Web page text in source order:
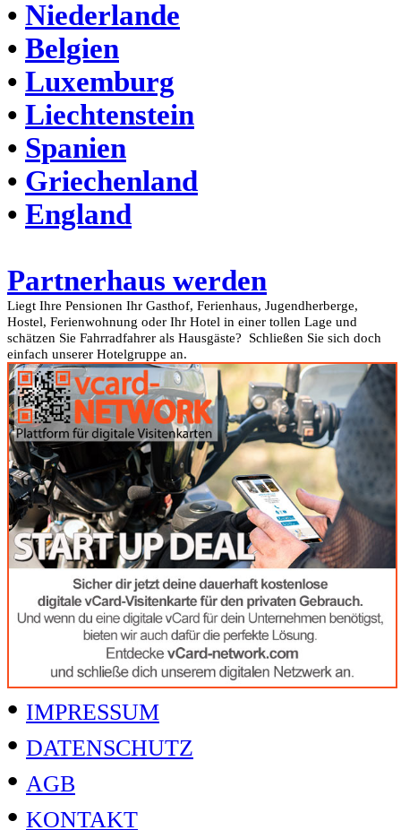
• Niederlande
• Belgien
• Luxemburg
• Liechtenstein
• Spanien
• Griechenland
• England
Partnerhaus werden
Liegt Ihre Pensionen Ihr Gasthof, Ferienhaus, Jugendherberge,
Hostel, Ferienwohnung oder Ihr Hotel in einer tollen Lage und
schätzen Sie Fahrradfahrer als Hausgäste? Schließen Sie sich doch
einfach unserer Hotelgruppe an.
• IMPRESSUM
• DATENSCHUTZ
• AGB
• KONTAKT